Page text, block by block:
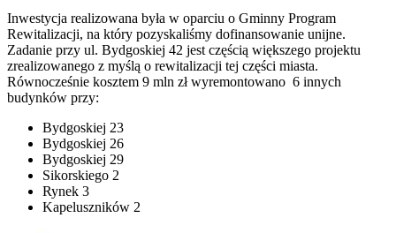
Inwestycja realizowana była w oparciu o Gminny Program
Rewitalizacji, na który pozyskaliśmy dofinansowanie unijne.
Zadanie przy ul. Bydgoskiej 42 jest częścią większego projektu
zrealizowanego z myślą o rewitalizacji tej części miasta.
Równocześnie kosztem 9 mln zł wyremontowano 6 innych
budynków przy:
Bydgoskiej 23
Bydgoskiej 26
Bydgoskiej 29
Sikorskiego 2
Rynek 3
Kapeluszników 2